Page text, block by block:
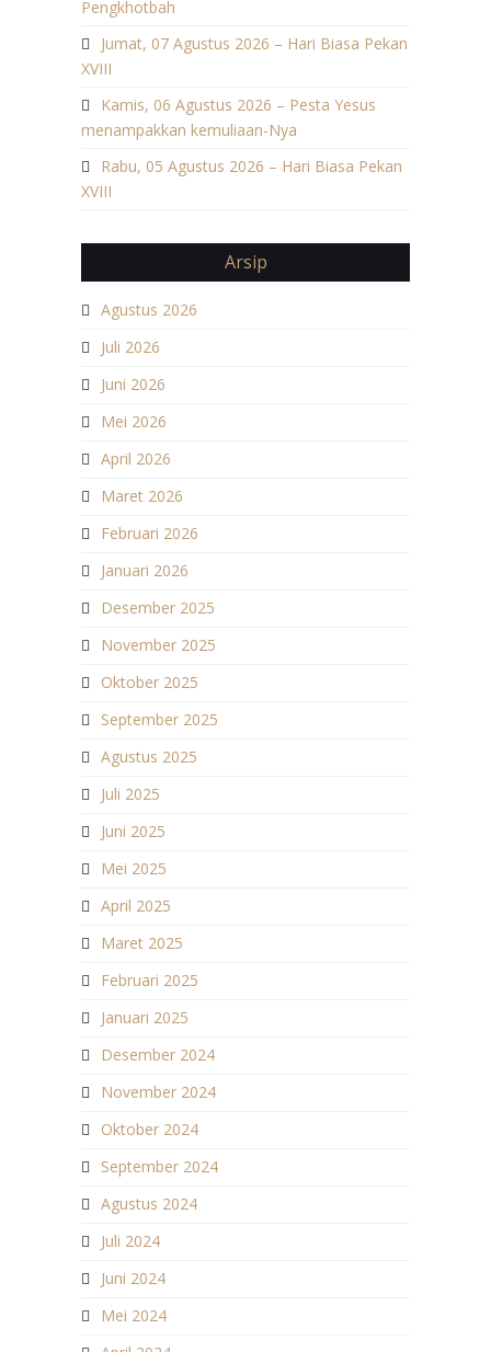
Pengkhotbah
Jumat, 07 Agustus 2026 – Hari Biasa Pekan
XVIII
Kamis, 06 Agustus 2026 – Pesta Yesus
menampakkan kemuliaan-Nya
Rabu, 05 Agustus 2026 – Hari Biasa Pekan
XVIII
Arsip
Agustus 2026
Juli 2026
Juni 2026
Mei 2026
April 2026
Maret 2026
Februari 2026
Januari 2026
Desember 2025
November 2025
Oktober 2025
September 2025
Agustus 2025
Juli 2025
Juni 2025
Mei 2025
April 2025
Maret 2025
Februari 2025
Januari 2025
Desember 2024
November 2024
Oktober 2024
September 2024
Agustus 2024
Juli 2024
Juni 2024
Mei 2024